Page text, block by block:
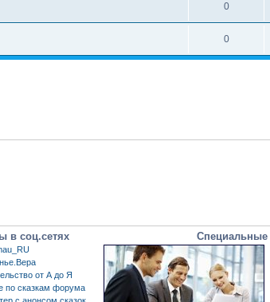
0
0
в соц.сетях
от А до Я
по сказкам форума
Специальные